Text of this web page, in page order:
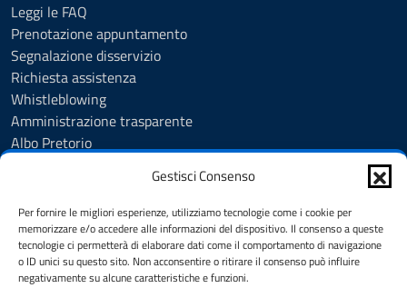
Gestisci Consenso
Per fornire le migliori esperienze, utilizziamo tecnologie come i cookie per
memorizzare e/o accedere alle informazioni del dispositivo. Il consenso a queste
tecnologie ci permetterà di elaborare dati come il comportamento di navigazione
o ID unici su questo sito. Non acconsentire o ritirare il consenso può influire
negativamente su alcune caratteristiche e funzioni.
Leggi le FAQ
Prenotazione appuntamento
Segnalazione disservizio
Richiesta assistenza
Whistleblowing
Amministrazione trasparente
Albo Pretorio
Cookie Policy
Informativa privacy videosorveglianza urbana targhe
Feedback
Dichiarazione di accessibilità